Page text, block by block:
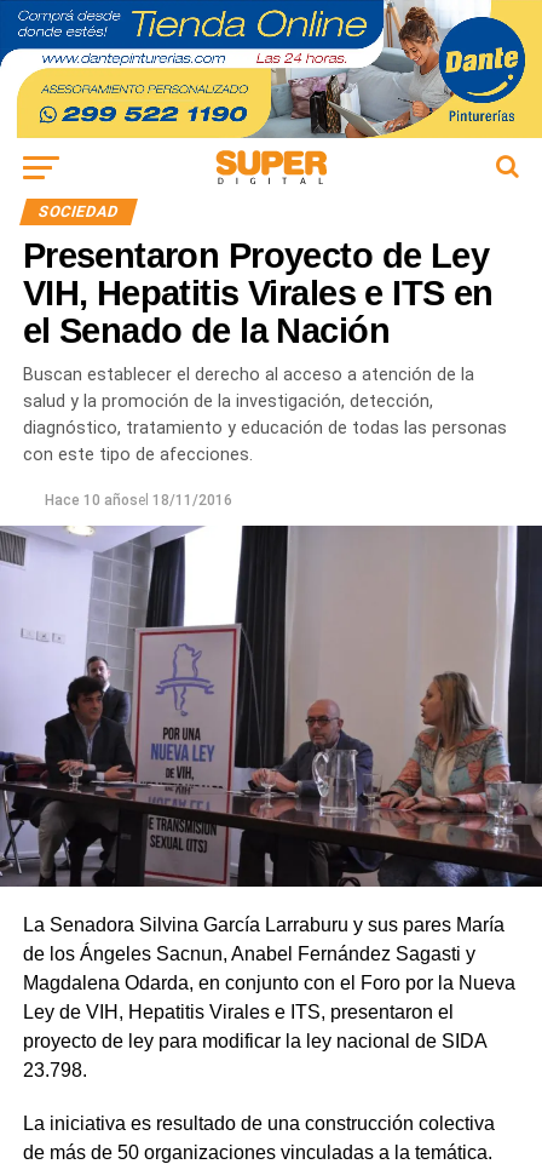
SOCIEDAD
Presentaron Proyecto de Ley
VIH, Hepatitis Virales e ITS en
el Senado de la Nación
Buscan establecer el derecho al acceso a atención de la
salud y la promoción de la investigación, detección,
diagnóstico, tratamiento y educación de todas las personas
con este tipo de afecciones.
Hace 10 añosel 18/11/2016
La Senadora Silvina García Larraburu y sus pares María
de los Ángeles Sacnun, Anabel Fernández Sagasti y
Magdalena Odarda, en conjunto con el Foro por la Nueva
Ley de VIH, Hepatitis Virales e ITS, presentaron el
proyecto de ley para modificar la ley nacional de SIDA
23.798.
La iniciativa es resultado de una construcción colectiva
de más de 50 organizaciones vinculadas a la temática.